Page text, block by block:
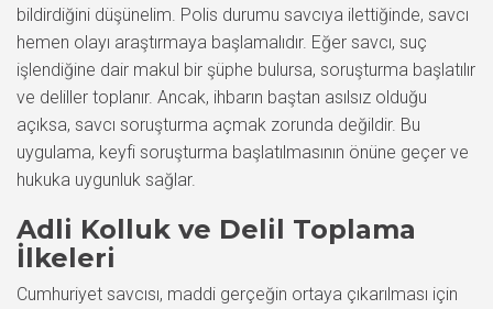
bildirdiğini düşünelim. Polis durumu savcıya ilettiğinde, savcı
hemen olayı araştırmaya başlamalıdır. Eğer savcı, suç
işlendiğine dair makul bir şüphe bulursa, soruşturma başlatılır
ve deliller toplanır. Ancak, ihbarın baştan asılsız olduğu
açıksa, savcı soruşturma açmak zorunda değildir. Bu
uygulama, keyfi soruşturma başlatılmasının önüne geçer ve
hukuka uygunluk sağlar.
Adli Kolluk ve Delil Toplama
İlkeleri
Cumhuriyet savcısı, maddi gerçeğin ortaya çıkarılması için